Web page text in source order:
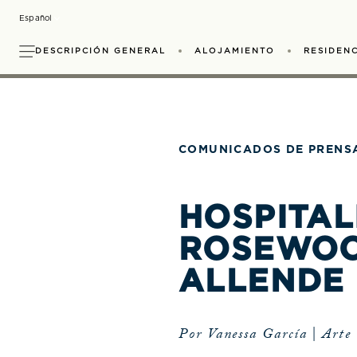
main
Select your Language
DESCRIPCIÓN GENERAL ALOJAMIENTO
COMUNICADOS DE
ALLENDE
Por Vanessa García | Arte